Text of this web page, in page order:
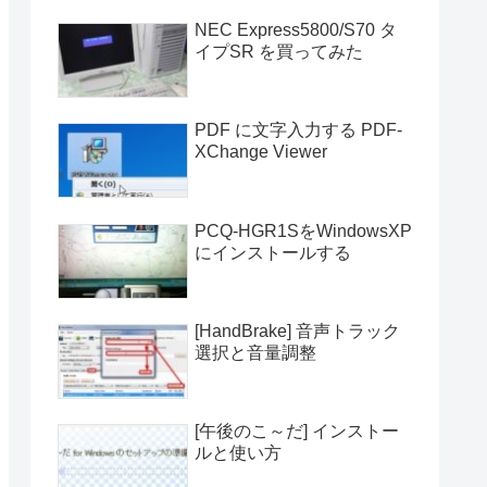
NEC Express5800/S70 タ
イプSR を買ってみた
PDF に文字入力する PDF-
XChange Viewer
PCQ-HGR1SをWindowsXP
にインストールする
[HandBrake] 音声トラック
選択と音量調整
[午後のこ～だ] インストー
ルと使い方